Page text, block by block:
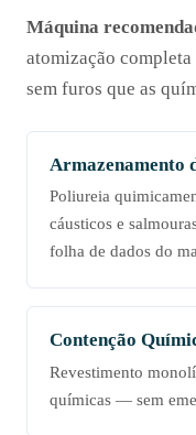
Máquina
atomização completa
sem furos que as
Armazenamento
Poliureia
cáusticos e
folha de dados do
Contenção
Revestimento
químicas — sem